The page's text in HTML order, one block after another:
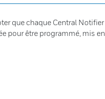
que chaque Central Notifier
pour être programmé, mis en